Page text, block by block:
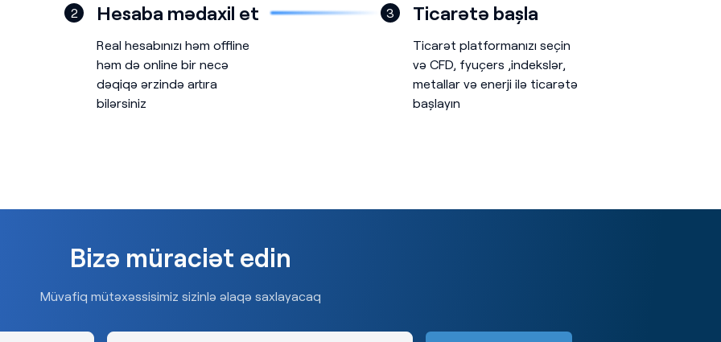
2 Hesaba mədaxil et
Real hesabınızı həm offline
həm də online bir necə
dəqiqə ərzində artıra
bilərsiniz
3 Ticarətə başla
Ticarət platformanızı seçin
və CFD, fyuçers ,indekslər,
metallar və enerji ilə ticarətə
başlayın
Bizə müraciət edin
Müvafiq mütəxəssisimiz sizinlə əlaqə saxlayacaq